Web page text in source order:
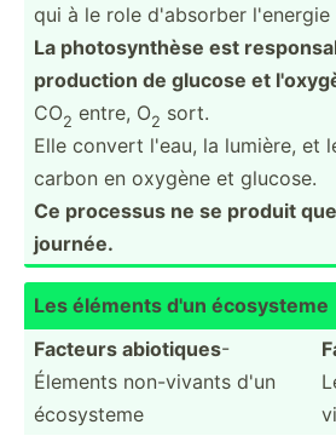
qui à le role d'absorber l'energie
La photos­ynthèse est
production de glucose et
CO2 entre, O2 sort.
Elle convert l'eau, la lumière, et
carbon en oxygène et glucose.
Ce processus ne se produit
journée.
Les éléments d'un écosysteme
Facteurs abiotiques-
Élements non-vi­vants d'un
écosysteme